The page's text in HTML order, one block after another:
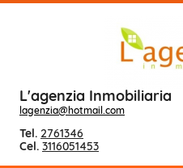
L'agenzia Inmobiliaria
lagenzia@hotmail.com
Tel. 2761346
Cel. 3116051453